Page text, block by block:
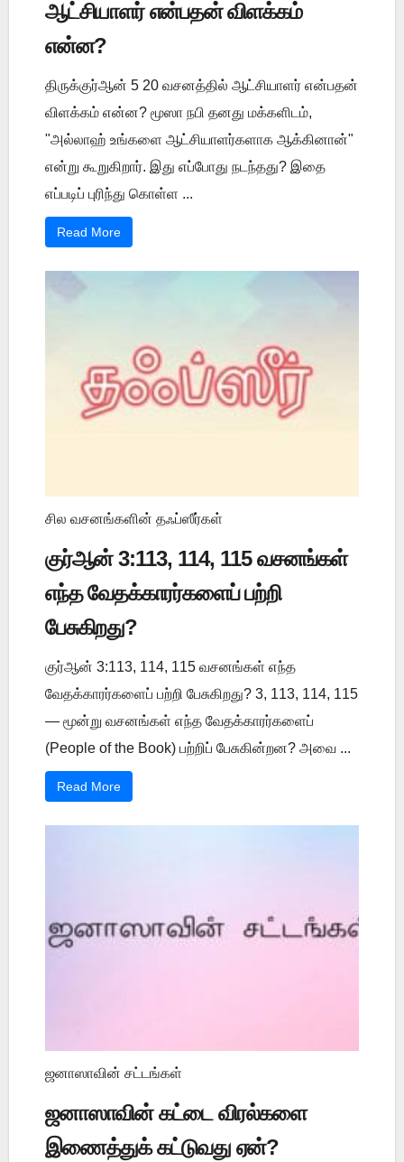
ஆட்சியாளர் என்பதன் விளக்கம்
என்ன?
திருக்குர்ஆன் 5 20 வசனத்தில் ஆட்சியாளர் என்பதன்
விளக்கம் என்ன? மூஸா நபி தனது மக்களிடம்,
"அல்லாஹ் உங்களை ஆட்சியாளர்களாக ஆக்கினான்"
என்று கூறுகிறார். இது எப்போது நடந்தது? இதை
எப்படிப் புரிந்து கொள்ள ...
Read More
சில வசனங்களின் தஃப்ஸீர்கள்
குர்ஆன் 3:113, 114, 115 வசனங்கள்
எந்த வேதக்காரர்களைப் பற்றி
பேசுகிறது?
குர்ஆன் 3:113, 114, 115 வசனங்கள் எந்த
வேதக்காரர்களைப் பற்றி பேசுகிறது? 3, 113, 114, 115
— மூன்று வசனங்கள் எந்த வேதக்காரர்களைப்
(People of the Book) பற்றிப் பேசுகின்றன? அவை ...
Read More
ஜனாஸாவின் சட்டங்கள்
ஜனாஸாவின் கட்டை விரல்களை
இணைத்துக் கட்டுவது ஏன்?